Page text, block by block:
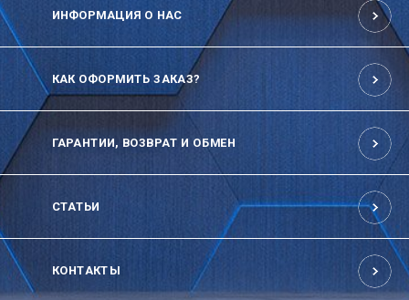
ИНФОРМАЦИЯ О НАС
КАК ОФОРМИТЬ ЗАКАЗ?
ГАРАНТИИ, ВОЗВРАТ И ОБМЕН
СТАТЬИ
КОНТАКТЫ